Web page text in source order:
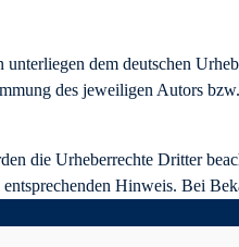
dem deutschen
des jeweiligen Autors
die Urheberrechte Dritter
Hinweis. Bei